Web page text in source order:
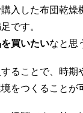
入した布団乾燥
です。
買いたいなと思
ることで、時期
をつくることが